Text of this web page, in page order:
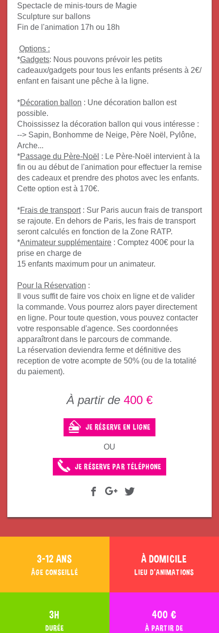
Spectacle de minis-tours de Magie
Sculpture sur ballons
Fin de l'animation 17h ou 18h
Options :
*Gadgets: Nous pouvons prévoir les petits
cadeaux/gadgets pour tous les enfants présents à 2€/
enfant en faisant une pêche à la ligne.
*Décoration ballon : Une décoration ballon est
possible.
Choississez la décoration ballon qui vous intéresse :
--> Sapin, Bonhomme de Neige, Père Noël, Pylône,
Arche...
*Passage du Père-Noël : Le Père-Noël intervient à la
fin ou au début de l'animation pour effectuer la remise
des cadeaux et prendre des photos avec les enfants.
Cette option est à 170€.
*Frais de transport: Sur Paris aucun frais de transport
se rajoute. En dehors de Paris, les frais de transport
seront calculés en fonction de la Zone RATP.
*Animateur supplémentaire : Comptez 400€ pour la
prise en charge de
15 enfants maximum pour un animateur.
Pour la Réservation :
Il vous suffit de faire vos choix en ligne et de valider
la commande. Vous pourrez alors payer directement
en ligne. Pour toute question, vous pouvez contacter
votre responsable d'agence. Ses coordonnées
apparaîtront dans le parcours de commande.
La réservation deviendra ferme et définitive des
reception de votre acompte de 50% (ou de la totalité
du paiement).
À partir de 400 €
JE RÉSERVE EN LIGNE
OU
JE RÉSERVE PAR TÉLÉPHONE
3-12 ANS
ÂGE CONSEILLÉ
À DOMICILE
LIEU D'ANIMATIONS
3H
DURÉE
400 €
À PARTIR DE